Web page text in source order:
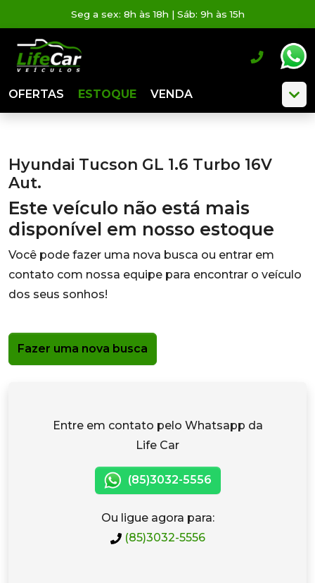
Seg a sex: 8h às 18h | Sáb: 9h às 15h
OFERTAS ESTOQUE VENDA
Hyundai Tucson GL 1.6 Turbo 16V
Aut.
Este veículo não está mais
disponível em nosso estoque
Você pode fazer uma nova busca ou entrar em
contato com nossa equipe para encontrar o veículo
dos seus sonhos!
Fazer uma nova busca
Entre em contato pelo Whatsapp da
Life Car
(85)3032-5556
Ou ligue agora para:
(85)3032-5556